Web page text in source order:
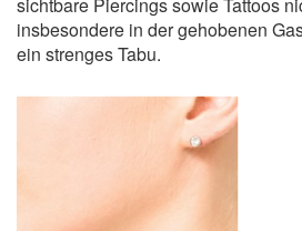
sichtbare Piercings sowie Tattoos
insbesondere in der gehobenen
ein strenges Tabu.